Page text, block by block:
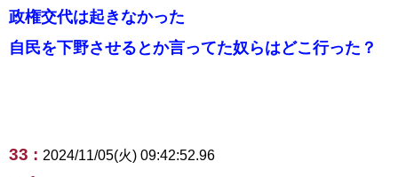
政権交代は起きなかった
自民を下野させるとか言ってた奴らはどこ行った？
33 : 2024/11/05(火) 09:42:52.96